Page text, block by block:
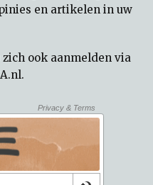
en artikelen in uw
zich ook aanmelden via
.